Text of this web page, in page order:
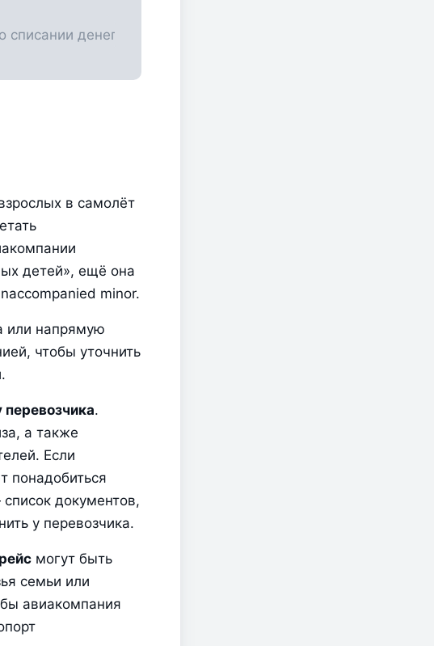
в самолёт
детей», ещё она
minor.
или напрямую
чтобы уточнить
.
а также
Если
понадобиться
список документов,
у перевозчика.
могут быть
семьи или
авиакомпания